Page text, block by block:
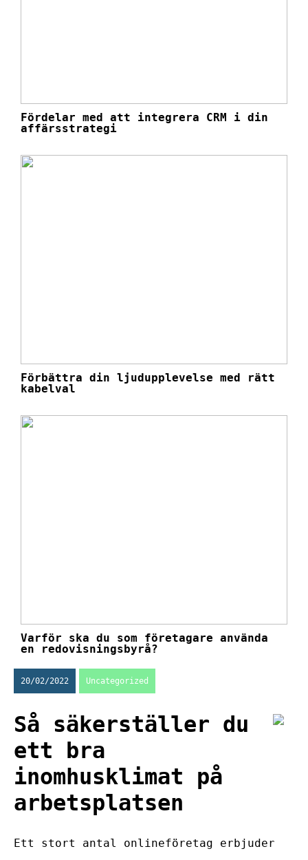
Fördelar med att integrera CRM i din
affärsstrategi
Förbättra din ljudupplevelse med rätt
kabelval
Varför ska du som företagare använda
en redovisningsbyrå?
20/02/2022 Uncategorized
Så säkerställer du
ett bra
inomhusklimat på
arbetsplatsen
Ett stort antal onlineföretag erbjuder